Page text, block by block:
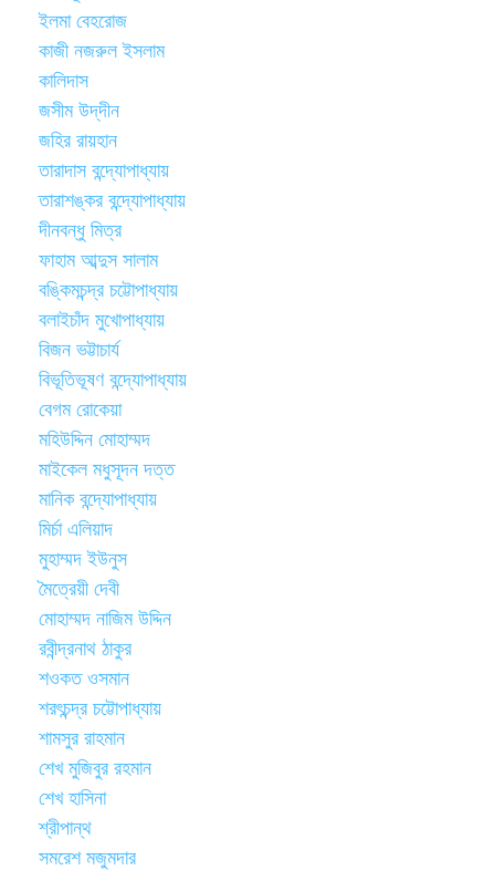
ইলমা বেহরোজ
কাজী নজরুল ইসলাম
কালিদাস
জসীম উদ্‌দীন
জহির রায়হান
তারাদাস বন্দ্যোপাধ্যায়
তারাশঙ্কর বন্দ্যোপাধ্যায়
দীনবন্ধু মিত্র
ফাহাম আব্দুস সালাম
বঙ্কিমচন্দ্র চট্টোপাধ্যায়
বলাইচাঁদ মুখোপাধ্যায়
বিজন ভট্টাচার্য
বিভূতিভূষণ বন্দ্যোপাধ্যায়
বেগম রোকেয়া
মহিউদ্দিন মোহাম্মদ
মাইকেল মধুসূদন দত্ত
মানিক বন্দ্যোপাধ্যায়
মির্চা এলিয়াদ
মুহাম্মদ ইউনুস
মৈত্রেয়ী দেবী
মোহাম্মদ নাজিম উদ্দিন
রবীন্দ্রনাথ ঠাকুর
শওকত ওসমান
শরৎচন্দ্র চট্টোপাধ্যায়
শামসুর রাহমান
শেখ মুজিবুর রহমান
শেখ হাসিনা
শ্রীপান্থ
সমরেশ মজুমদার